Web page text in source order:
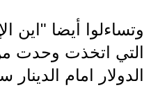
وتساءلوا أيضا "اين
التي اتخذت وحدت
الدولار امام الدينار